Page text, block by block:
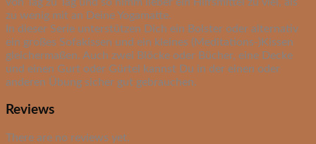
zu wenig mit an Deine Yogamatte.
In dieser Serie unterstützen Dich ein Bolster oder alternativ
ein großes Sofakissen und ein kleines (Meditations-)Kissen
gleichermaßen. Auch zwei Blöcke oder Bücher, eine Decke
und einen Gurt oder Gürtel kannst Du in der einen oder
anderen Übung sicher gut gebrauchen.
Reviews
There are no reviews yet.